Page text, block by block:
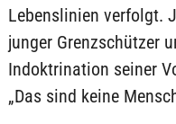
Lebenslinien verfolgt.
junger Grenzschützer
Indoktrination seiner
„Das sind keine